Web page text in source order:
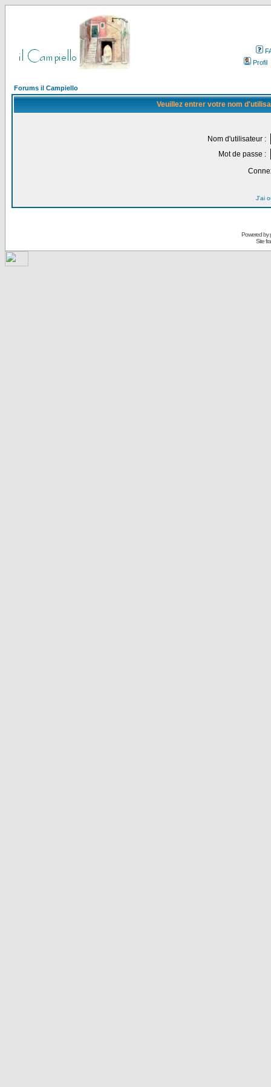
Profil
Forums il Campiello
Veuillez entrer votre nom
Nom d'utilisateur :
Mot de passe :
J'ai
Powered by
Site